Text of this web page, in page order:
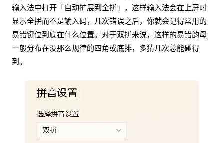
输入法中打开「自动扩展到全拼」，这样输入法会在上屏时
显示全拼而不是输入码，几次错误之后，你就会记得常用的
易错键位到底在什么位置。对于双拼来说，这样的易错韵母
一般分布在没那么规律的四角或底排，多猜几次总能碰得
到。